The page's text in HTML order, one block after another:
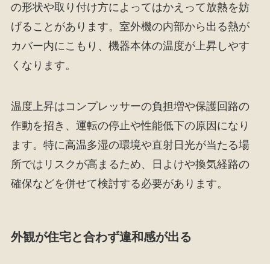
の形状や取り付け方によってはかえって放熱を妨
げることがあります。室外機の内部から出る熱が
カバー内にこもり、機器本体の温度が上昇しやす
くなります。
温度上昇はコンプレッサーの負担増や保護回路の
作動を招き、運転の停止や性能低下の原因になり
ます。特に高温多湿の環境や直射日光が当たる場
所ではリスクが高まるため、日よけや換気経路の
確保などを併せて検討する必要があります。
外観が住宅と合わず違和感が出る